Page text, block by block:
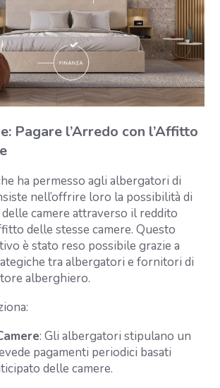
Pagare l’Arredo con l’Affitto
ha permesso agli albergatori di
nell’offrire loro la possibilità di
delle camere attraverso il reddito
delle stesse camere. Questo
è stato reso possibile grazie a
tra albergatori e fornitori di
alberghiero.
: Gli albergatori stipulano un
pagamenti periodici basati
delle camere.